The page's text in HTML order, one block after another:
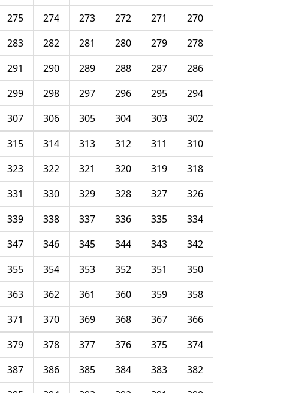
270
271
272
273
274
275
278
279
280
281
282
283
286
287
288
289
290
291
294
295
296
297
298
299
302
303
304
305
306
307
310
311
312
313
314
315
318
319
320
321
322
323
326
327
328
329
330
331
334
335
336
337
338
339
342
343
344
345
346
347
350
351
352
353
354
355
358
359
360
361
362
363
366
367
368
369
370
371
374
375
376
377
378
379
382
383
384
385
386
387